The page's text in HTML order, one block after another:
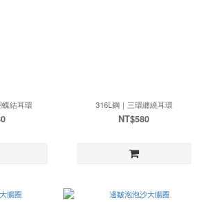
結耳環 316L鋼｜三環纏繞耳環
NT$580